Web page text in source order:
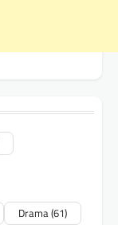
Drama(61)